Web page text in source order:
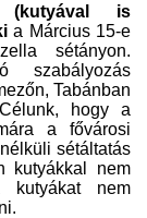
(kutyával is
a Március 15-e
sétányon.
szabályozás
Tabánban
hogy a
a fővárosi
sétáltatás
kutyákkal nem
kutyákat nem